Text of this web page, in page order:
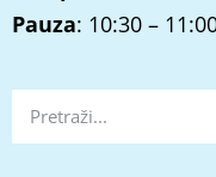
Pauza: 10:30 –